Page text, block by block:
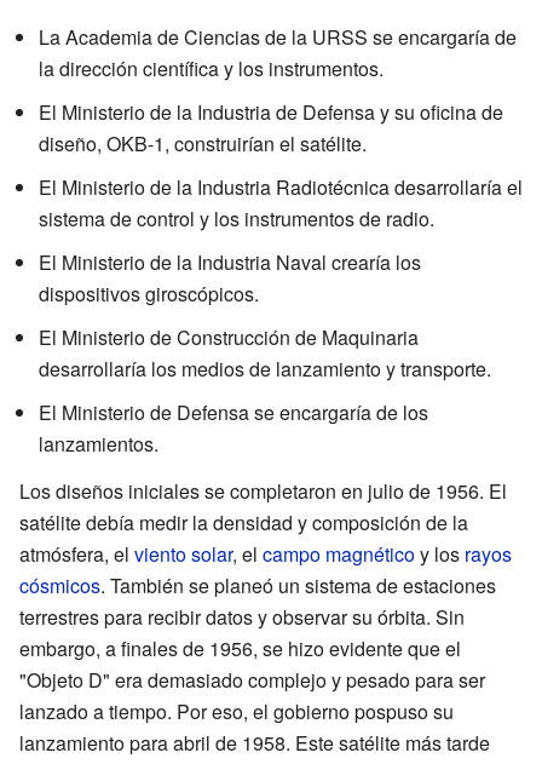
La Academia de Ciencias de la URSS se encargaría de
la dirección científica y los instrumentos.
El Ministerio de la Industria de Defensa y su oficina de
diseño, OKB-1, construirían el satélite.
El Ministerio de la Industria Radiotécnica desarrollaría el
sistema de control y los instrumentos de radio.
El Ministerio de la Industria Naval crearía los
dispositivos giroscópicos.
El Ministerio de Construcción de Maquinaria
desarrollaría los medios de lanzamiento y transporte.
El Ministerio de Defensa se encargaría de los
lanzamientos.
Los diseños iniciales se completaron en julio de 1956. El
satélite debía medir la densidad y composición de la
atmósfera, el viento solar, el campo magnéticoy los rayos
cósmicos. También se planeó un sistema de estaciones
terrestres para recibir datos y observar su órbita. Sin
embargo, a finales de 1956, se hizo evidente que el
"Objeto D" era demasiado complejo y pesado para ser
lanzado a tiempo. Por eso, el gobierno pospuso su
lanzamiento para abril de 1958. Este satélite más tarde